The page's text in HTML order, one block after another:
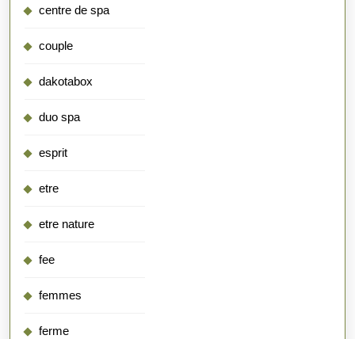
centre de spa
couple
dakotabox
duo spa
esprit
etre
etre nature
fee
femmes
ferme